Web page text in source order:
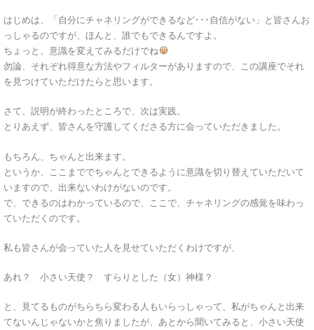
はじめは、「自分にチャネリングができるなど･･･自信がない」と皆さんお
っしゃるのですが、ほんと、誰でもできるんですよ。
ちょっと、意識を変えてみるだけでね
勿論、それぞれ得意な方法やフィルターがありますので、この講座でそれ
を見つけていただけたらと思います。
さて、説明が終わったところで、次は実践。
とりあえず、皆さんを守護してくださる方に会っていただきました。
もちろん、ちゃんと出来ます。
というか、ここまででちゃんとできるように意識を切り替えていただいて
いますので、出来ないわけがないのです。
で、できるのはわかっているので、ここで、チャネリングの感覚を味わっ
ていただくのです。
私も皆さんが会っていた人を見せていただくわけですが、
あれ？ 小さい天使？ すらりとした（女）神様？
と、見てるものがちらちら変わる人もいらっしゃって、私がちゃんと出来
てないんじゃないかと焦りましたが、あとから聞いてみると、小さい天使